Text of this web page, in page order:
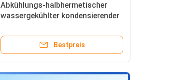
Abkühlungs-halbhermetischer
wassergekühlter kondensierender
Bestpreis